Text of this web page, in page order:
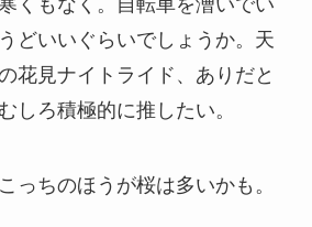
くもなく。自転車を漕いでい
どいいぐらいでしょうか。天
花見ナイトライド、ありだと
ろ積極的に推したい。
っちのほうが桜は多いかも。